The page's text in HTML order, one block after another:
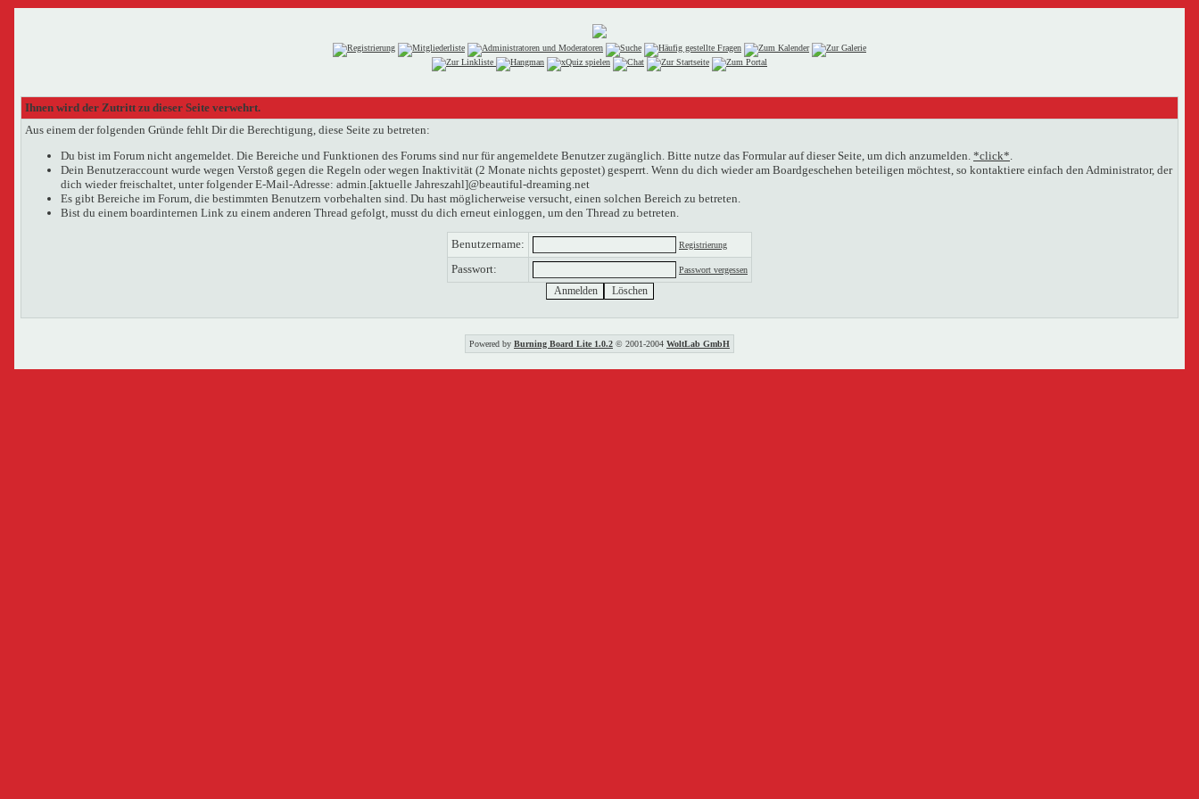
Ihnen wird der Zutritt zu dieser Seite verwehrt.
Aus einem der folgenden Gründe fehlt Dir die Berechtigung, diese Seite zu betreten:
Du bist im Forum nicht angemeldet. Die Bereiche und Funktionen des Forums sind nur für angemeldete Benutzer zugänglich. Bitte nutze das Formular auf dieser Seite, um dich anzumelden. *click*.
Dein Benutzeraccount wurde wegen Verstoß gegen die Regeln oder wegen Inaktivität (2 Monate nichts gepostet) gesperrt. Wenn du dich wieder am Boardgeschehen beteiligen möchtest, so kontaktiere einfach den Administrator, der
dich wieder freischaltet, unter folgender E-Mail-Adresse: admin.[aktuelle Jahreszahl]@beautiful-dreaming.net
Es gibt Bereiche im Forum, die bestimmten Benutzern vorbehalten sind. Du hast möglicherweise versucht, einen solchen Bereich zu betreten.
Bist du einem boardinternen Link zu einem anderen Thread gefolgt, musst du dich erneut einloggen, um den Thread zu betreten.
Benutzername: Registrierung
Passwort: Passwort vergessen
Powered by Burning Board Lite 1.0.2 © 2001-2004 WoltLab GmbH